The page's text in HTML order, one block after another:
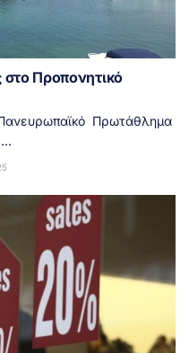
Προπονητικό
Πρωτάθλημα